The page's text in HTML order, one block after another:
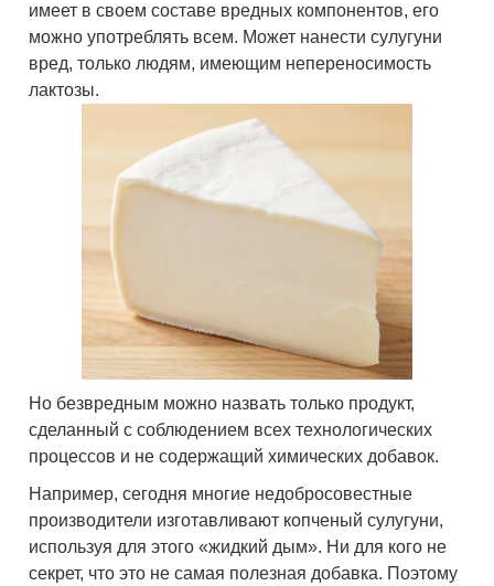
имеет в своем составе вредных компонентов, его
можно употреблять всем. Может нанести сулугуни
вред, только людям, имеющим непереносимость
лактозы.
Но безвредным можно назвать только продукт,
сделанный с соблюдением всех технологических
процессов и не содержащий химических добавок.
Например, сегодня многие недобросовестные
производители изготавливают копченый сулугуни,
используя для этого «жидкий дым». Ни для кого не
секрет, что это не самая полезная добавка. Поэтому